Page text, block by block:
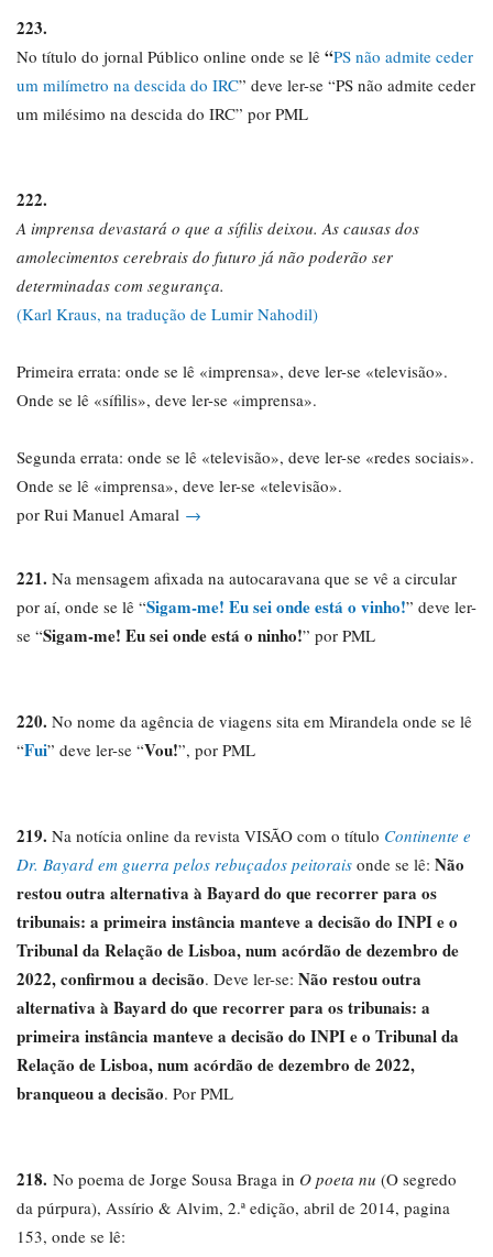
223.
No título do jornal Público online onde se lê “PS não admite ceder
um milímetro na descida do IRC” deve ler-se “PS não admite ceder
um milésimo na descida do IRC” por PML
222.
A imprensa devastará o que a sífilis deixou. As causas dos
amolecimentos cerebrais do futuro já não poderão ser
determinadas com segurança.
(Karl Kraus, na tradução de Lumir Nahodil)
Primeira errata: onde se lê «imprensa», deve ler-se «televisão».
Onde se lê «sífilis», deve ler-se «imprensa».
Segunda errata: onde se lê «televisão», deve ler-se «redes sociais».
Onde se lê «imprensa», deve ler-se «televisão».
por Rui Manuel Amaral →
221. Na mensagem afixada na autocaravana que se vê a circular
por aí, onde se lê “Sigam-me! Eu sei onde está o vinho!” deve ler-
se “Sigam-me! Eu sei onde está o ninho!” por PML
220. No nome da agência de viagens sita em Mirandela onde se lê
“Fui” deve ler-se “Vou!”, por PML
219. Na notícia online da revista VISÃO com o título Continente e
Dr. Bayard em guerra pelos rebuçados peitorais onde se lê: Não
restou outra alternativa à Bayard do que recorrer para os
tribunais: a primeira instância manteve a decisão do INPI e o
Tribunal da Relação de Lisboa, num acórdão de dezembro de
2022, confirmou a decisão. Deve ler-se: Não restou outra
alternativa à Bayard do que recorrer para os tribunais: a
primeira instância manteve a decisão do INPI e o Tribunal da
Relação de Lisboa, num acórdão de dezembro de 2022,
branqueou a decisão. Por PML
218. No poema de Jorge Sousa Braga in O poeta nu (O segredo
da púrpura), Assírio & Alvim, 2.ª edição, abril de 2014, pagina
153, onde se lê: